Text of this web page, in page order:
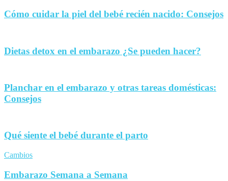
Cómo cuidar la piel del bebé recién nacido: Consejos
Dietas detox en el embarazo ¿Se pueden hacer?
Planchar en el embarazo y otras tareas domésticas:
Consejos
Qué siente el bebé durante el parto
Cambios
Embarazo Semana a Semana